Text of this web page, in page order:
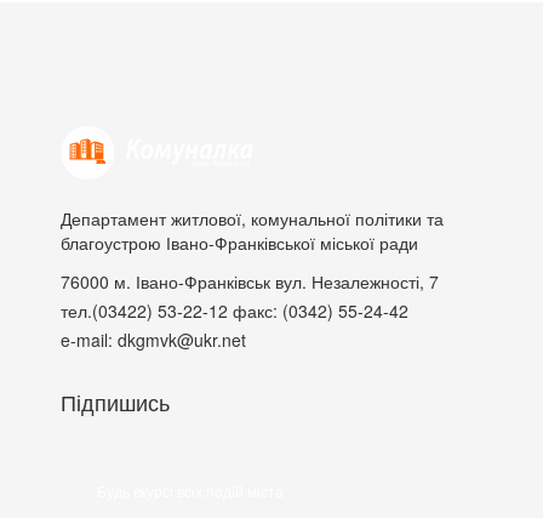
Департамент житлової, комунальної політики та
благоустрою Івано-Франківської міської ради
76000 м. Івано-Франківськ вул. Незалежності, 7
тел.(03422) 53-22-12 факс: (0342) 55-24-42
e-mail: dkgmvk@ukr.net
Підпишись